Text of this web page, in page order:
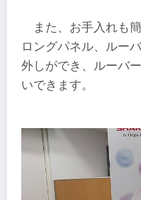
また、お手入れも
ロングパネル、ルー
外しができ、ルーバ
いできます。